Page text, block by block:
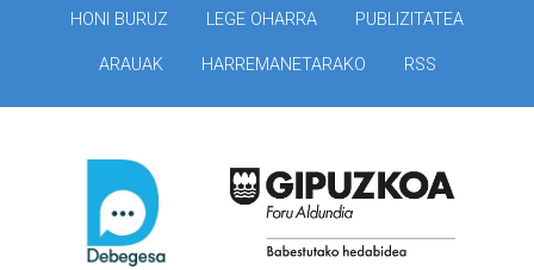
HONI BURUZ LEGE OHARRA PUBLIZITATEA
ARAUAK HARREMANETARAKO RSS